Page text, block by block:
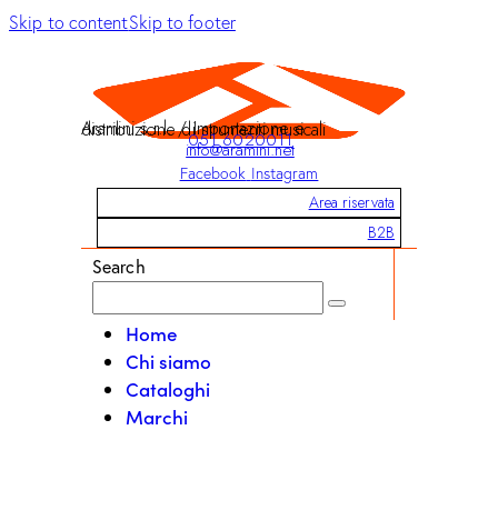
Skip to contentSkip to footer
Aramini s.r.l. / Importazione e distribuzione di strumenti musicali
051 6020011
info@aramini.net
Facebook Instagram
Area riservata
B2B
Search
Home
Chi siamo
Cataloghi
Marchi